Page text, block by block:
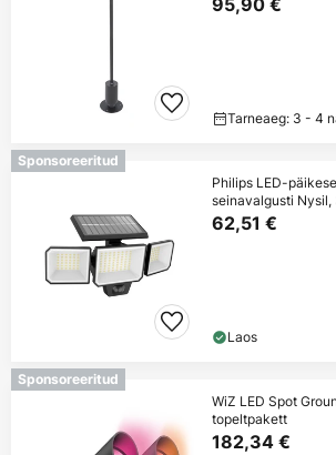
95,90 €
Tarneaeg: 3 - 4
Sponsoreeritud
Philips LED-
seinavalgusti
62,51 €
Laos
Sponsoreeritud
WiZ LED Spot
topeltpakett
182,34 €